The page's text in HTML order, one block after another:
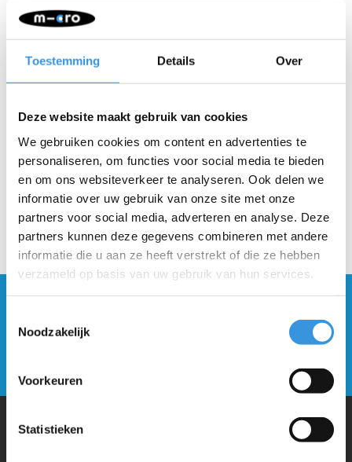
Toestemming Details Over
Deze website maakt gebruik van cookies
We gebruiken cookies om content en advertenties te
personaliseren, om functies voor social media te bieden
en om ons websiteverkeer te analyseren. Ook delen we
informatie over uw gebruik van onze site met onze
partners voor social media, adverteren en analyse. Deze
partners kunnen deze gegevens combineren met andere
informatie die u aan ze heeft verstrekt of die ze hebben
verzameld op basis van uw gebruik van hun services.
Noodzakelijk
Voorkeuren
Statistieken
- +
Gratis verzending vanaf €60
nieuwsbrief